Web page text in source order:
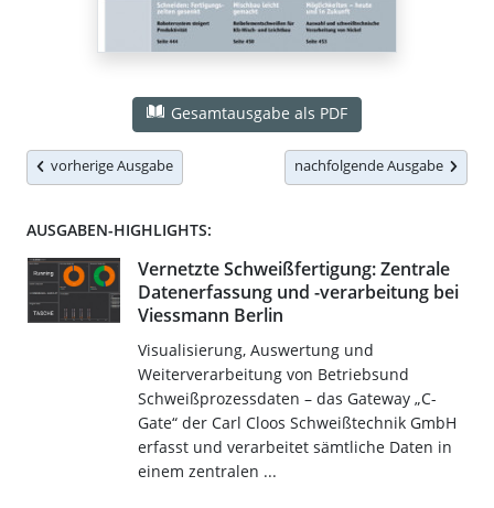
Gesamtausgabe als PDF
vorherige Ausgabe nachfolgende Ausgabe
AUSGABEN-HIGHLIGHTS:
Vernetzte Schweißfertigung: Zentrale
Datenerfassung und -verarbeitung bei
Viessmann Berlin
Visualisierung, Auswertung und
Weiterverarbeitung von Betriebsund
Schweißprozessdaten – das Gateway „C-
Gate“ der Carl Cloos Schweißtechnik GmbH
erfasst und verarbeitet sämtliche Daten in
einem zentralen ...